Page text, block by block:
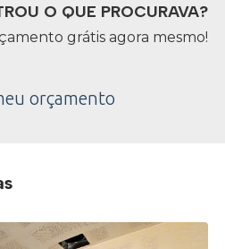
O QUE PROCURAVA?
grátis agora mesmo!
orçamento